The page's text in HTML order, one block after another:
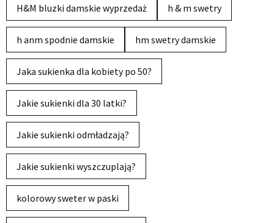
H&M bluzki damskie wyprzedaż h & m swetry
h anm spodnie damskie hm swetry damskie
Jaka sukienka dla kobiety po 50?
Jakie sukienki dla 30 latki?
Jakie sukienki odmładzają?
Jakie sukienki wyszczuplają?
kolorowy sweter w paski